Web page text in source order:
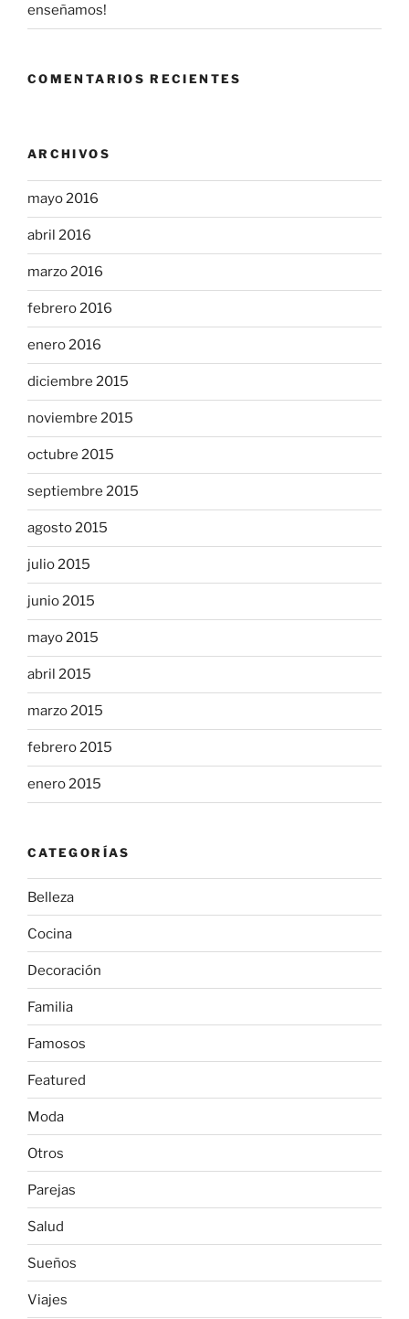
enseñamos!
COMENTARIOS RECIENTES
ARCHIVOS
mayo 2016
abril 2016
marzo 2016
febrero 2016
enero 2016
diciembre 2015
noviembre 2015
octubre 2015
septiembre 2015
agosto 2015
julio 2015
junio 2015
mayo 2015
abril 2015
marzo 2015
febrero 2015
enero 2015
CATEGORÍAS
Belleza
Cocina
Decoración
Familia
Famosos
Featured
Moda
Otros
Parejas
Salud
Sueños
Viajes